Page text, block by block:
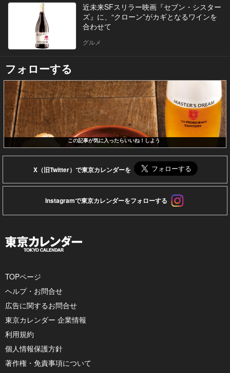
近未来SFスリラー映画『セブン・シスター
ズ』に、“クローン”がカギとなるワインを
合わせて
グルメ
フォローする
この記事が気に入ったらいいね！しよう
X（旧Twitter）で東京カレンダーを
Instagramで東京カレンダーをフォローする
TOPページ
ヘルプ・お問合せ
広告に関するお問合せ
東京カレンダー 企業情報
利用規約
個人情報保護方針
著作権・免責事項について